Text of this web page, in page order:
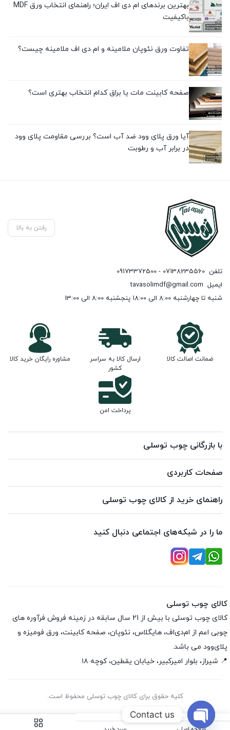
بهترین برندهای ام دی اف ایران؛ راهنمای انتخاب ورق MDF
باکیفیت
تفاوت ورق نئوپان ملامینه و ام دی اف ملامینه چیست؟
صفحه کابینت مات یا براق کدام انتخاب بهتری است؟
آیا ورق پلای وود ضد آب است؟ بررسی مقاومت پلای وود
در برابر آب و رطوبت
رفتن به بالا
تلفن 07138235560 - 09173372500
ایمیل tavasolimdf@gmail.com
شنبه تا چهارشنبه 8:00 الی 18:00 پنجشنبه 8:00 الی 13:00
ضمانت اصالت کالا
ارسال کالا به سراسر
کشور
مشاوره رایگان خرید کالا
پرداخت امن
با بازرگانی چوب توسلی
صفحات کاربردی
راهنمای خرید از کالای چوب توسلی
ما را در شبکه‌های اجتماعی دنبال کنید
کالای چوب توسلی
کالای چوب توسلی با بیش از 21 سال سابقه در زمینه فروش فرآوره های
چوبی اعم از ام‌دی‌اف، هایگلاس، نئوپان، صفحه کابینت، ورق فومیزه و
پلای‌وود می باشد.
📍 شیراز، بلوار امیرکبیر، خیابان یقطین، کوچه ۱۸
کلیه حقوق برای کالای چوب توسلی محفوظ است.
Contact us